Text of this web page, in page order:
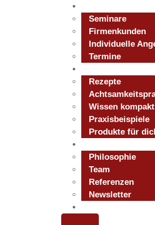
Seminare
Firmenkunden
Individuelle
Termine
Rezepte
Wissen kompakt
Praxisbeispiele
Produkte für
Philosophie
Team
Referenzen
Newsletter
Rote